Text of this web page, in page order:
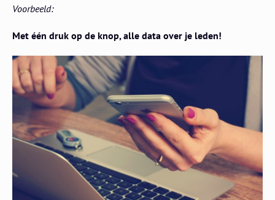
Voorbeeld:
Met één druk op de knop, alle data over je leden!